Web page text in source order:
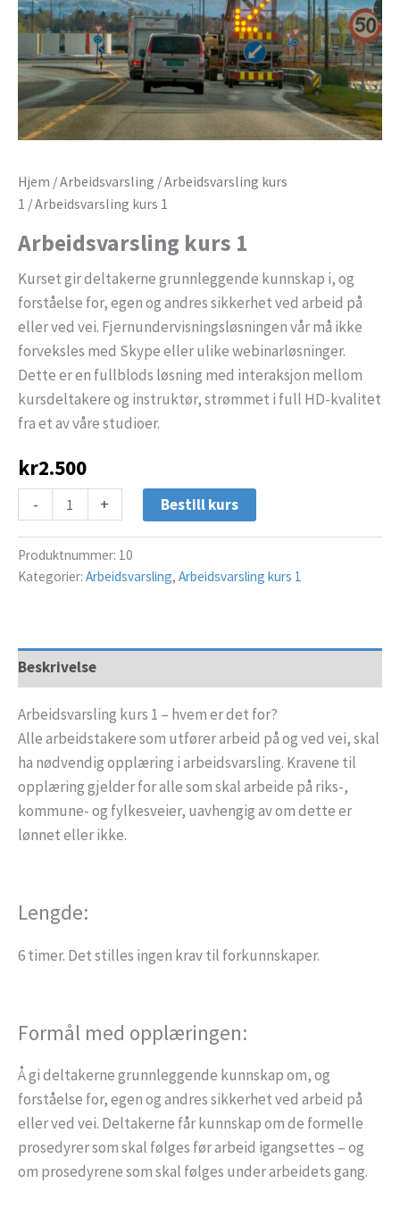
Hjem /Arbeidsvarsling /Arbeidsvarsling kurs
1 / Arbeidsvarsling kurs 1
Arbeidsvarsling kurs 1
Kurset gir deltakerne grunnleggende kunnskap i, og
forståelse for, egen og andres sikkerhet ved arbeid på
eller ved vei. Fjernundervisningsløsningen vår må ikke
forveksles med Skype eller ulike webinarløsninger.
Dette er en fullblods løsning med interaksjon mellom
kursdeltakere og instruktør, strømmet i full HD-kvalitet
fra et av våre studioer.
kr2.500
- + Bestill kurs
Produktnummer: 10
Kategorier: Arbeidsvarsling, Arbeidsvarsling kurs 1
Beskrivelse
Arbeidsvarsling kurs 1 – hvem er det for?
Alle arbeidstakere som utfører arbeid på og ved vei, skal
ha nødvendig opplæring i arbeidsvarsling. Kravene til
opplæring gjelder for alle som skal arbeide på riks-,
kommune- og fylkesveier, uavhengig av om dette er
lønnet eller ikke.
Lengde:
6 timer. Det stilles ingen krav til forkunnskaper.
Formål med opplæringen:
Å gi deltakerne grunnleggende kunnskap om, og
forståelse for, egen og andres sikkerhet ved arbeid på
eller ved vei. Deltakerne får kunnskap om de formelle
prosedyrer som skal følges før arbeid igangsettes – og
om prosedyrene som skal følges under arbeidets gang.